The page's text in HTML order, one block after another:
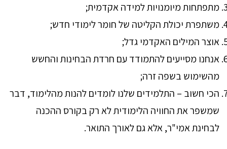
מתפתחות מיומנויות למידה אקדמית;
משתפרת יכולת הקליטה של חומר לימודי חדש;
אוצר המילים האקדמי גדל;
אנחנו מסייעים להתמודד עם חרדת הבחינות והחשש
מהשימוש בשפה זרה;
הכי חשוב – התלמידים שלנו לומדים להנות מהלימוד, דבר
שמשפר את החוויה הלימודית לא רק בקורס ההכנה
לבחינת אמי"ר, אלא גם לאורך התואר.